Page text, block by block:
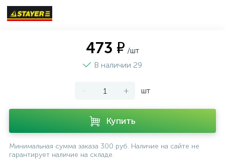
473 ₽ /шт
В наличии 29
- + шт
Купить
Минимальная сумма заказа 300 руб. Наличие на сайте не
гарантирует наличие на складе.